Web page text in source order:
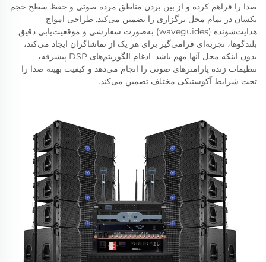
صدا را فراهم کرده و از بین بردن مناطق مرده صوتی و حفظ سطح حجم
یکسان در تمام محل برگزاری را تضمین می‌کند. طراحی امواج
هدایت‌شونده (waveguides) به‌صورت سفارشی و موقعیت‌یابی دقیق
بلندگوها، تجربه‌ای فرامی‌گیر برای هر یک از تماشاگران ایجاد می‌کند،
بدون اینکه محل آنها مهم باشد. ادغام الگوریتم‌های DSP پیشرفه،
تنظیمات زنده پارامترهای صوتی را انجام می‌دهد و کیفیت بهینه صدا را
تحت شرایط آکوستیکی مختلف تضمین می‌کند.